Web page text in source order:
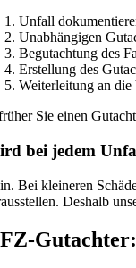
Unfall
Unabhängigen
Begutachtung des
Erstellung des
Weiterleitung an
Sie einen
bei jedem
Bei kleineren
Deshalb